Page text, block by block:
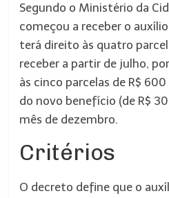
Segundo o Ministério da
começou a receber o
terá direito às quatro
receber a partir de julho,
às cinco parcelas de R$
do novo benefício (de R$
mês de dezembro.
Critérios
O decreto define que o